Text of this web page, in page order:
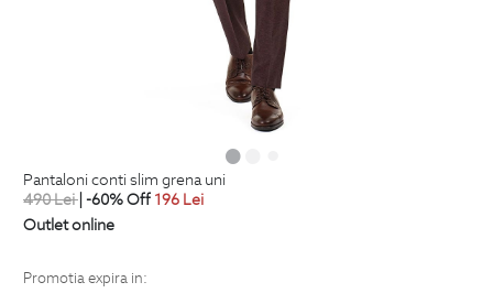
pantaloni conti slim grena uni
490Lei| -60% Off 196 Lei
Outlet online
Promotia expira in: